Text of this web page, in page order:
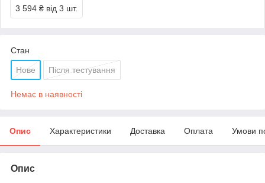
3 594 ₴ від 3 шт.
Стан
Нове Після тестування
Немає в наявності
Опис Характеристики Доставка Оплата Умови
Опис